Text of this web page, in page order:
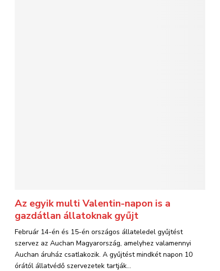
Az egyik multi Valentin-napon is a
gazdátlan állatoknak gyűjt
Február 14-én és 15-én országos állateledel gyűjtést
szervez az Auchan Magyarország, amelyhez valamennyi
Auchan áruház csatlakozik. A gyűjtést mindkét napon 10
órától állatvédő szervezetek tartják...